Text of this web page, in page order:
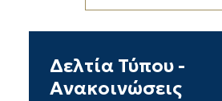
Δελτία Τύπου -
Ανακοινώσεις